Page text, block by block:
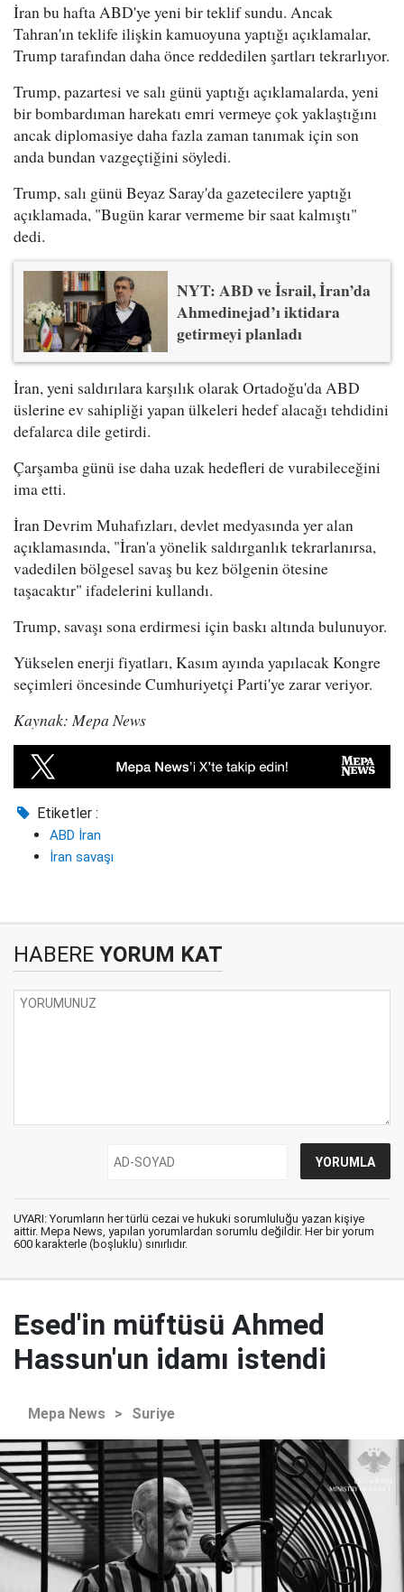
İran bu hafta ABD'ye yeni bir teklif sundu. Ancak
Tahran'ın teklife ilişkin kamuoyuna yaptığı açıklamalar,
Trump tarafından daha önce reddedilen şartları tekrarlıyor.
Trump, pazartesi ve salı günü yaptığı açıklamalarda, yeni
bir bombardıman harekatı emri vermeye çok yaklaştığını
ancak diplomasiye daha fazla zaman tanımak için son
anda bundan vazgeçtiğini söyledi.
Trump, salı günü Beyaz Saray'da gazetecilere yaptığı
açıklamada, "Bugün karar vermeme bir saat kalmıştı"
dedi.
NYT: ABD ve İsrail, İran’da
Ahmedinejad’ı iktidara
getirmeyi planladı
İran, yeni saldırılara karşılık olarak Ortadoğu'da ABD
üslerine ev sahipliği yapan ülkeleri hedef alacağı tehdidini
defalarca dile getirdi.
Çarşamba günü ise daha uzak hedefleri de vurabileceğini
ima etti.
İran Devrim Muhafızları, devlet medyasında yer alan
açıklamasında, "İran'a yönelik saldırganlık tekrarlanırsa,
vadedilen bölgesel savaş bu kez bölgenin ötesine
taşacaktır" ifadelerini kullandı.
Trump, savaşı sona erdirmesi için baskı altında bulunuyor.
Yükselen enerji fiyatları, Kasım ayında yapılacak Kongre
seçimleri öncesinde Cumhuriyetçi Parti'ye zarar veriyor.
Kaynak: Mepa News
Etiketler :
ABD İran
İran savaşı
HABERE YORUM KAT
UYARI: Yorumların her türlü cezai ve hukuki sorumluluğu yazan kişiye
aittir. Mepa News, yapılan yorumlardan sorumlu değildir. Her bir yorum
600 karakterle (boşluklu) sınırlıdır.
Esed'in müftüsü Ahmed
Hassun'un idamı istendi
Mepa News > Suriye